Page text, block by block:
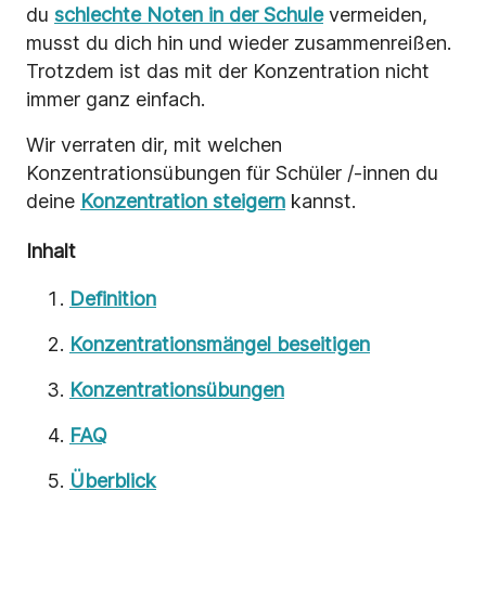
du schlechte Noten in der Schulevermeiden,
musst du dich hin und wieder zusammenreißen.
Trotzdem ist das mit der Konzentration nicht
immer ganz einfach.
Wir verraten dir, mit welchen
Konzentrationsübungen für Schüler /-innen du
deine Konzentration steigern kannst.
Inhalt
Definition
Konzentrationsmängel beseitigen
Konzentrationsübungen
FAQ
Überblick